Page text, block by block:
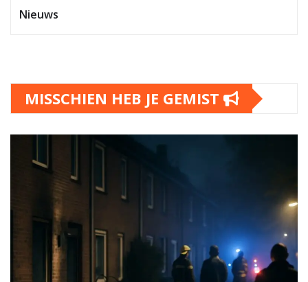
Nieuws
MISSCHIEN HEB JE GEMIST